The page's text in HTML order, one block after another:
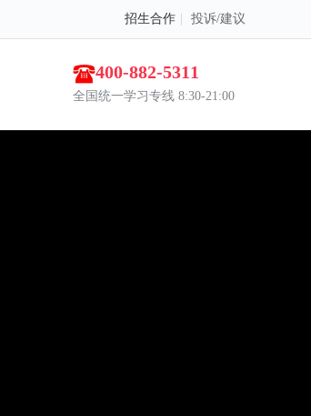
招生合作 投诉/建议
400-882-5311
全国统一学习专线 8:30-21:00